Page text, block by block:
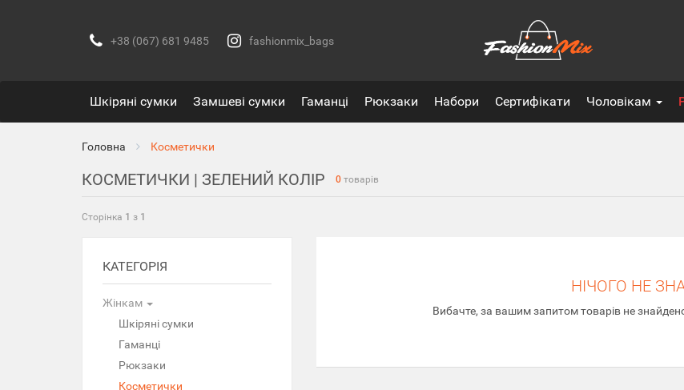
+38 (067) 681 9485 fashionmix_bags
Шкіряні сумки Замшеві сумки Гаманці Рюкзаки Набори Сертифікати Чоловікам
Головна Косметички
КОСМЕТИЧКИ | ЗЕЛЕНИЙ КОЛІР 0 товарів
Сторінка 1 з 1
КАТЕГОРІЯ
Жінкам
Шкіряні сумки
Гаманці
Рюкзаки
Косметички
НІЧОГО НЕ
Вибачте, за вашим запитом товарів не